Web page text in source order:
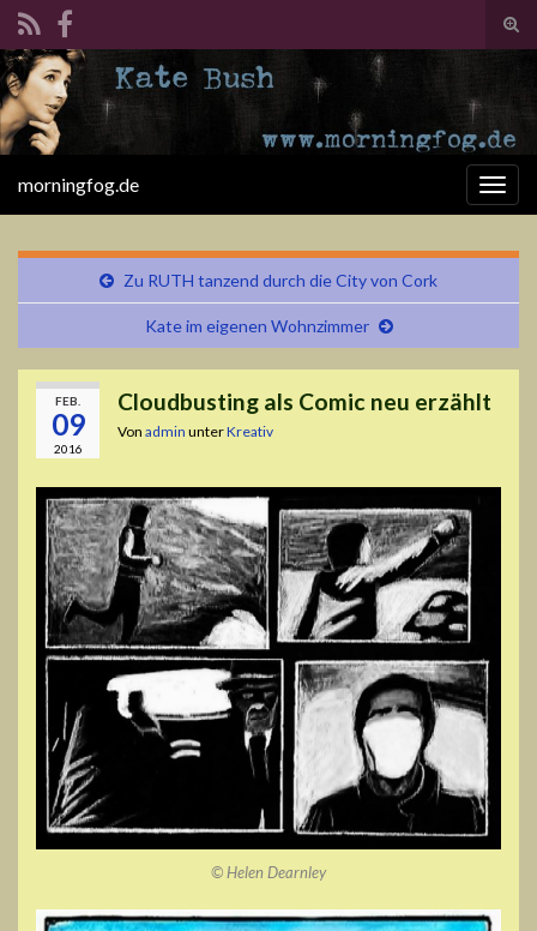
Search for:
morningfog.de
Zu RUTH tanzend durch die City von Cork
Kate im eigenen Wohnzimmer
FEB.
09
2016
Cloudbusting als Comic neu erzählt
Von admin unterKreativ
© Helen Dearnley